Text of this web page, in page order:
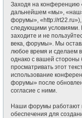
Заходя на конференцию
дальнейшем «мы»,
форумы», «http://
следующими условиями.
заходите и не
века, форумы». Мы
любое время и сделаем
однако с вашей
просматривать этот
использование
форумы» после
согласие с ними.
Наши форумы работают
обеспечения для